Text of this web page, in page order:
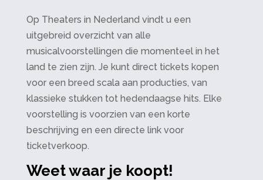
Op Theaters in Nederland vindt u een
uitgebreid overzicht van alle
musicalvoorstellingen die momenteel in het
land te zien zijn. Je kunt direct tickets kopen
voor een breed scala aan producties, van
klassieke stukken tot hedendaagse hits. Elke
voorstelling is voorzien van een korte
beschrijving en een directe link voor
ticketverkoop.
Weet waar je koopt!